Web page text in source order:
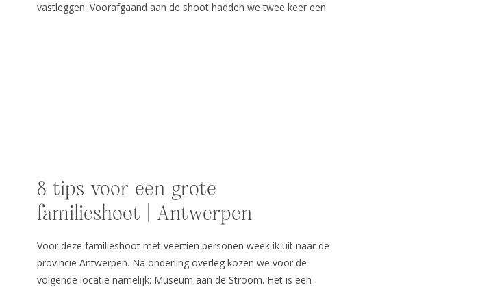
vastleggen. Voorafgaand aan de shoot hadden we twee keer een
8 tips voor een grote
familieshoot | Antwerpen
Voor deze familieshoot met veertien personen week ik uit naar de
provincie Antwerpen. Na onderling overleg kozen we voor de
volgende locatie namelijk: Museum aan de Stroom. Het is een